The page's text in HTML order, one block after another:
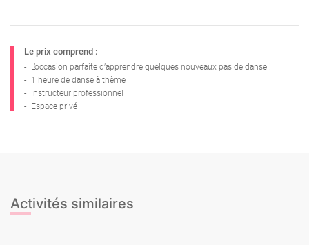
Le prix comprend :
- L’occasion parfaite d’apprendre quelques nouveaux pas de danse !
- 1 heure de danse à thème
-
Instructeur professionnel
- Espace privé
Activités similaires